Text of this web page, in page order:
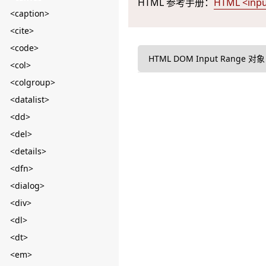
<caption>
<cite>
<code>
<col>
<colgroup>
<datalist>
<dd>
<del>
<details>
<dfn>
<dialog>
<div>
<dl>
<dt>
<em>
HTML DOM Input Range 对象